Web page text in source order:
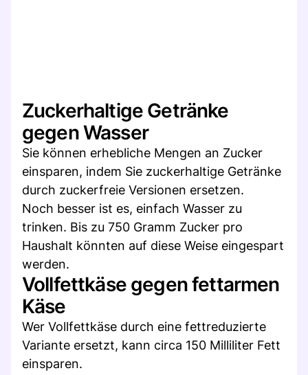
Zuckerhaltige Getränke
gegen Wasser
Sie können erhebliche Mengen an Zucker
einsparen, indem Sie zuckerhaltige Getränke
durch zuckerfreie Versionen ersetzen.
Noch besser ist es, einfach Wasser zu
trinken. Bis zu 750 Gramm Zucker pro
Haushalt könnten auf diese Weise eingespart
werden.
Vollfettkäse gegen fettarmen
Käse
Wer Vollfettkäse durch eine fettreduzierte
Variante ersetzt, kann circa 150 Milliliter Fett
einsparen.